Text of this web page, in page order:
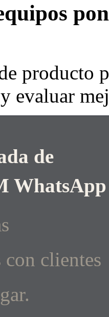
producto
evaluar
de
WhatsApp
con clientes